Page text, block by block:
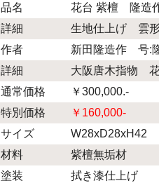
品名
花台 紫檀 隆造
詳細
生地仕上げ 雲
作者
新田隆造作 号:
詳細
大阪唐木指物
通常価格
￥300,000.-
特別価格
￥160,000-
サイズ
W28xD28xH42
材料
紫檀無垢材
塗装
拭き漆仕上げ